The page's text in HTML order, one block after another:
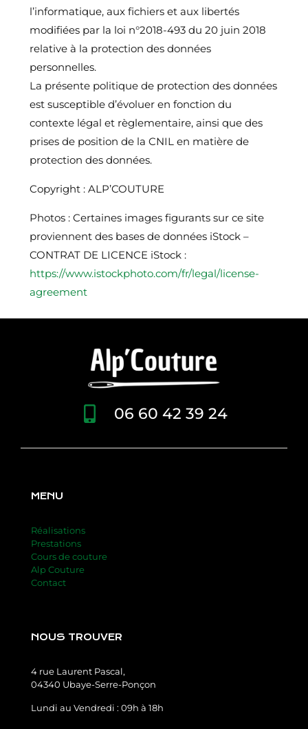
l’informatique, aux fichiers et aux libertés
modifiées par la loi n°2018-493 du 20 juin 2018
relative à la protection des données
personnelles.
La présente politique de protection des données
est susceptible d’évoluer en fonction du
contexte légal et règlementaire, ainsi que des
prises de position de la CNIL en matière de
protection des données.
Copyright : ALP’COUTURE
Photos : Certaines images figurants sur ce site
proviennent des bases de données iStock –
CONTRAT DE LICENCE iStock :
https://www.istockphoto.com/fr/legal/license-
agreement
06 60 42 39 24
MENU
Réalisations
Prestations
Cours de couture
Alp Couture
Contact
NOUS TROUVER
4 rue Laurent Pascal,
04340 Ubaye-Serre-Ponçon
Lundi au Vendredi : 09h à 18h